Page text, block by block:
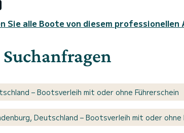
Sie alle Boote von diesem
– Bootsverleih mit oder ohne Führerschein
Deutschland – Bootsverleih mit oder ohne